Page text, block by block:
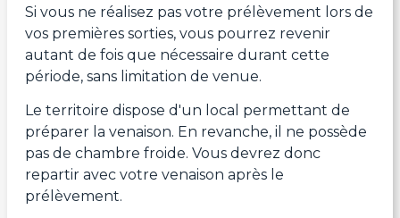
Si vous ne réalisez pas votre prélèvement lors de
vos premières sorties, vous pourrez revenir
autant de fois que nécessaire durant cette
période, sans limitation de venue.
Le territoire dispose d'un local permettant de
préparer la venaison. En revanche, il ne possède
pas de chambre froide. Vous devrez donc
repartir avec votre venaison après le
prélèvement.